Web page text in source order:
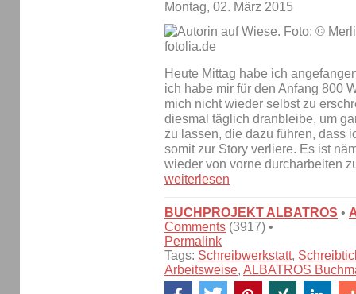
Montag, 02. März 2015
Heute Mittag habe ich
ich habe mir für den Anfang 800
mich nicht wieder selbst zu
diesmal täglich dranbleibe, um
zu lassen, die dazu führen, dass
somit zur Story verliere. Es ist
wieder von vorne durcharbeiten
weiterlesen
BUCHPROJEKT ALBATROS •
Comments (3917) •
Permalink
Tags: Schreibwerkstatt,
Arbeitsweise, ALBATROS